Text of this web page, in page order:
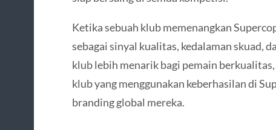
Ketika sebuah klub memenangkan
sebagai sinyal kualitas, kedalaman skuad,
klub lebih menarik bagi pemain
klub yang menggunakan keberhasilan di
branding global mereka.